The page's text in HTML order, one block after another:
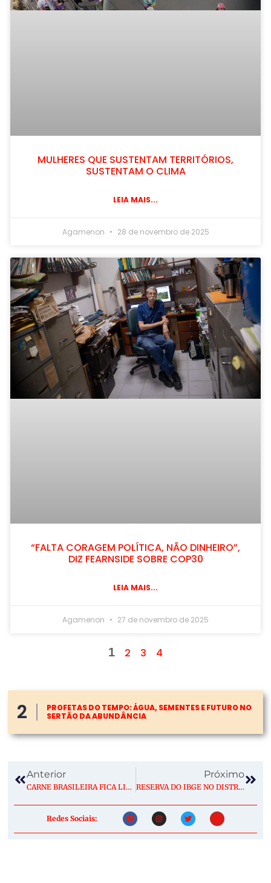
MULHERES QUE SUSTENTAM TERRITÓRIOS,
SUSTENTAM O CLIMA
LEIA MAIS...
Agamenon 28 de novembro de 2025
“FALTA CORAGEM POLÍTICA, NÃO DINHEIRO”,
DIZ FEARNSIDE SOBRE COP30
LEIA MAIS...
Agamenon 27 de novembro de 2025
1 2 3 4
2
PROFETAS DO TEMPO: ÁGUA, SEMENTES E FUTURO NO
SERTÃO DA ABUNDÂNCIA
Anterior
CARNE BRASILEIRA FICA LIVRE DE TARIFA DOS EUA APESAR DE DISPUTA AMBIENTAL
Próximo
RESERVA DO IBGE NO DISTRITO FEDERAL É TRANSFORMADA EM ESTAÇÃO ECOLÓGICA
Redes Sociais: